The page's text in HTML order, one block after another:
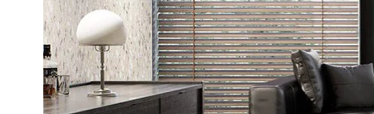
BLOG
MÓJ PROFIL
GDZIE KUPIĆ
O NAS